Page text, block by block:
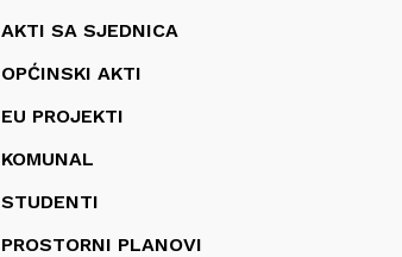
AKTI SA SJEDNICA
OPĆINSKI AKTI
EU PROJEKTI
KOMUNAL
STUDENTI
PROSTORNI PLANOVI